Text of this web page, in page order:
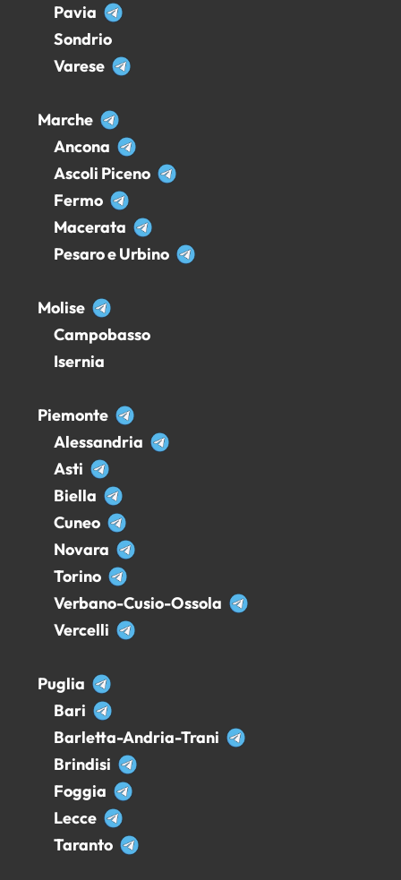
Pavia
Sondrio
Varese
Marche
Ancona
Ascoli Piceno
Fermo
Macerata
Pesaro e Urbino
Molise
Campobasso
Isernia
Piemonte
Alessandria
Asti
Biella
Cuneo
Novara
Torino
Verbano-Cusio-Ossola
Vercelli
Puglia
Bari
Barletta-Andria-Trani
Brindisi
Foggia
Lecce
Taranto